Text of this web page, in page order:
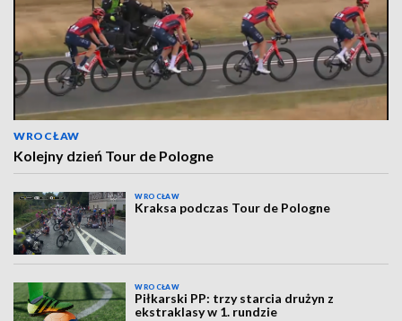
WROCŁAW
Kolejny dzień Tour de Pologne
WROCŁAW
Kraksa podczas Tour de Pologne
WROCŁAW
Piłkarski PP: trzy starcia drużyn z
ekstraklasy w 1. rundzie